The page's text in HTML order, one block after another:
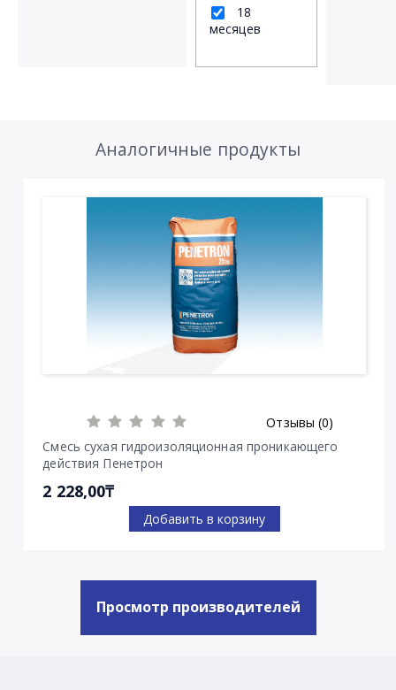
18
месяцев
Аналогичные продукты
Отзывы (0)
Смесь сухая гидроизоляционная проникающего
действия Пенетрон
2 228,00₸
Добавить в корзину
Просмотр производителей